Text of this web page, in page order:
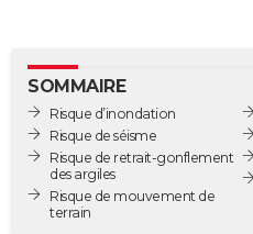
GUIDES D'ACHAT
BONS PLANS
CARTE DE VOEUX
Carte de Noël
Carte Bonne année
Carte Saint-Valentin
Carte Pâques
Carte d'anniversaire
DICTIONNAIRE
SOMMAIRE
Risque d’inondation
Risque de séisme
Risque de retrait-gonflement
des argiles
Risque de mouvement de
terrain